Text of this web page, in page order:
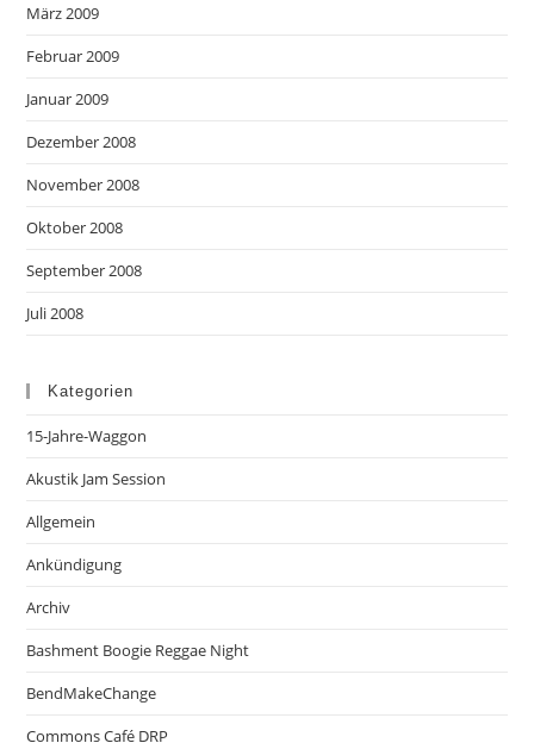
März 2009
Februar 2009
Januar 2009
Dezember 2008
November 2008
Oktober 2008
September 2008
Juli 2008
Kategorien
15-Jahre-Waggon
Akustik Jam Session
Allgemein
Ankündigung
Archiv
Bashment Boogie Reggae Night
BendMakeChange
Commons Café DRP